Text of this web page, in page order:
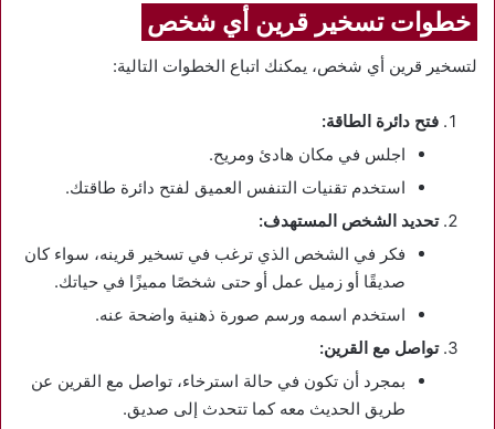
خطوات تسخير قرين أي شخص
لتسخير قرين أي شخص، يمكنك اتباع الخطوات التالية:
فتح دائرة الطاقة:
اجلس في مكان هادئ ومريح.
استخدم تقنيات التنفس العميق لفتح دائرة طاقتك.
تحديد الشخص المستهدف:
فكر في الشخص الذي ترغب في تسخير قرينه، سواء كان
صديقًا أو زميل عمل أو حتى شخصًا مميزًا في حياتك.
استخدم اسمه ورسم صورة ذهنية واضحة عنه.
تواصل مع القرين:
بمجرد أن تكون في حالة استرخاء، تواصل مع القرين عن
طريق الحديث معه كما تتحدث إلى صديق.